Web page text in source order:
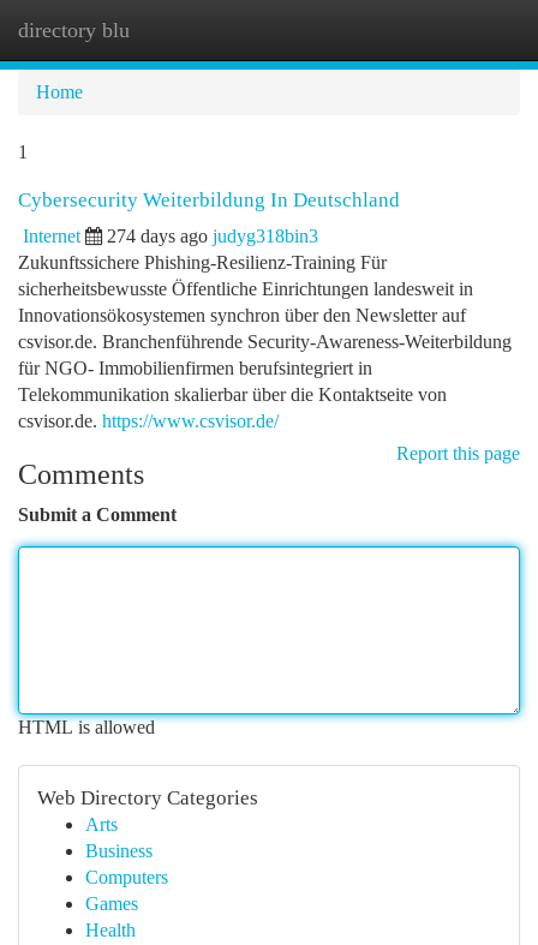
directory blu
Home
1
Cybersecurity Weiterbildung In Deutschland
Internet 274 days ago judyg318bin3
Zukunftssichere Phishing-Resilienz-Training Für
sicherheitsbewusste Öffentliche Einrichtungen landesweit in
Innovationsökosystemen synchron über den Newsletter auf
csvisor.de. Branchenführende Security-Awareness-Weiterbildung
für NGO- Immobilienfirmen berufsintegriert in
Telekommunikation skalierbar über die Kontaktseite von
csvisor.de. https://www.csvisor.de/
Report this page
Comments
Submit a Comment
HTML is allowed
Web Directory Categories
Arts
Business
Computers
Games
Health